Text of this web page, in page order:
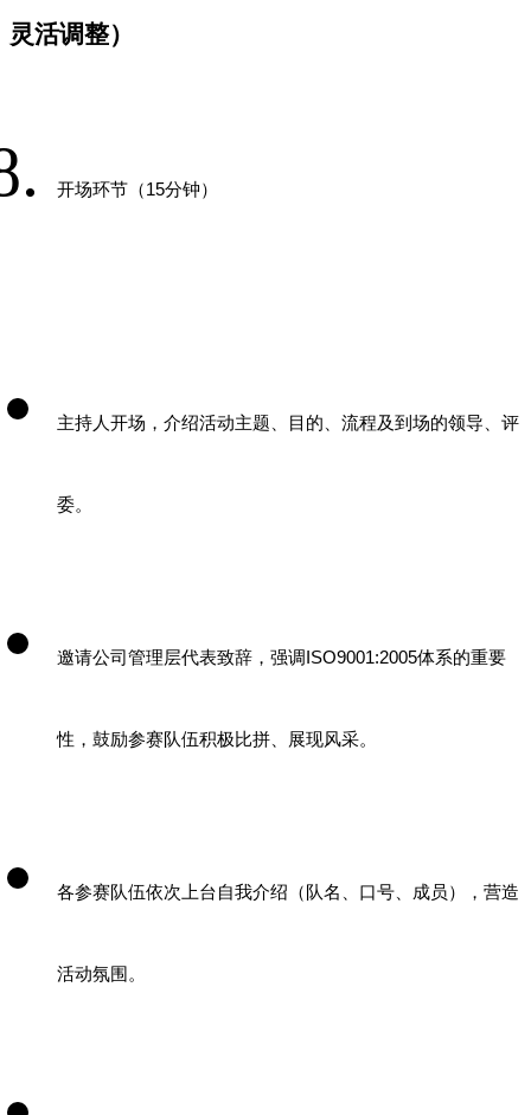
灵活调整）
开场环节（15分钟）
主持人开场，介绍活动主题、目的、流程及到场的领导、评
委。
邀请公司管理层代表致辞，强调 ISO9001:2005体系的重要
性，鼓励参赛队伍积极比拼、展现风采。
各参赛队伍依次上台自我介绍（队名、口号、成员），营造
活动氛围。